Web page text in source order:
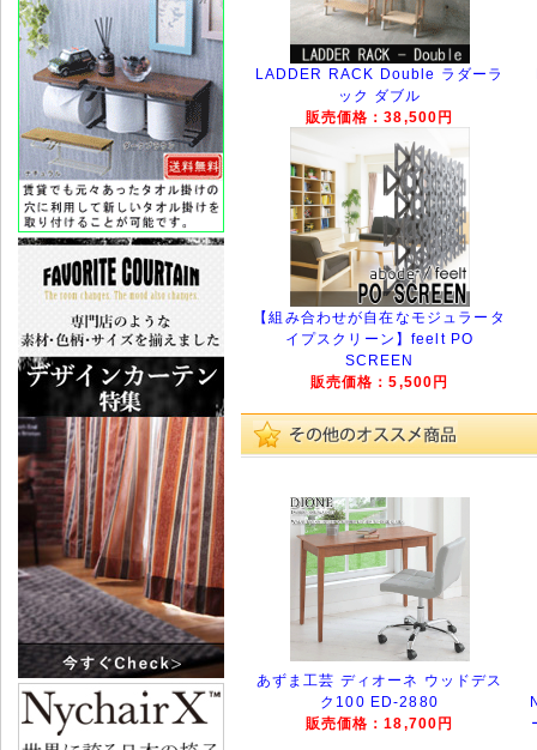
LADDER RACK Double ラダーラ
ック ダブル
販売価格：38,500円
【組み合わせが自在なモジュラータ
イプスクリーン】feelt PO
SCREEN
販売価格：5,500円
あずま工芸 ディオーネ ウッドデス
ク100 ED-2880
販売価格：18,700円